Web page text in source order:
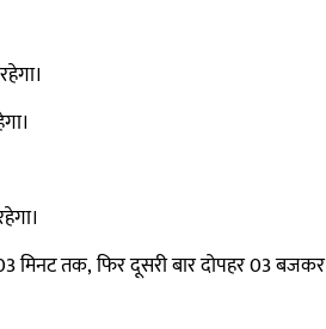
मिनट तक, फिर दूसरी बार दोपहर 03 बजकर